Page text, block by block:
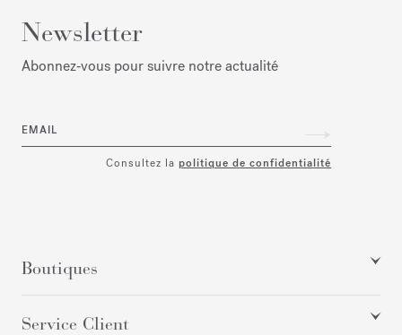
Newsletter
Abonnez‑vous pour suivre notre actualité
EMAIL
Consultez la politique de confidentialité
Boutiques
Service Client